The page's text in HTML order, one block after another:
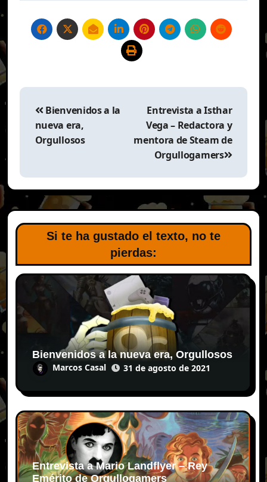
Navegación
entradas
Bienvenidos a la
nueva era,
Orgullosos
Entrevista a Isthar
Vega – Redactora y
mentora de Steam de
Orgullogamers
Si te ha gustado el texto, no te
pierdas:
Bienvenidos a la nueva era, Orgullosos
Marcos Casal 31 de agosto de 2021
Entrevista a Mario Landflyer – Rey
Emérito de Orgullogamers